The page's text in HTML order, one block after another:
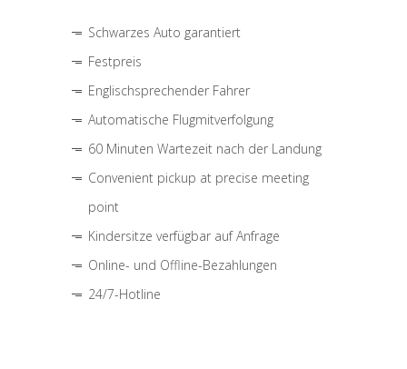
Schwarzes Auto garantiert
Festpreis
Englischsprechender Fahrer
Automatische Flugmitverfolgung
60 Minuten Wartezeit nach der Landung
Convenient pickup at precise meeting
point
Kindersitze verfügbar auf Anfrage
Online- und Offline-Bezahlungen
24/7-Hotline